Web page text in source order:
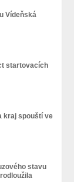
Vídeňská
startovacích
kraj spouští ve
stavu